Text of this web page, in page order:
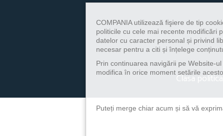
Clasa politica
COMPANIA utilizează fişiere de tip
politicile cu cele mai recente modificări
datelor cu caracter personal și privind
necesar pentru a citi și înțelege
Prin continuarea navigării pe Website-
modifica în orice moment setările
Puteți merge chiar acum și să vă